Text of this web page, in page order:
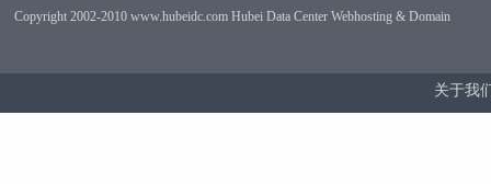
Copyright 2002-2010 www.hubeidc.com Hubei Data Center Webhosting & Domain
关于我